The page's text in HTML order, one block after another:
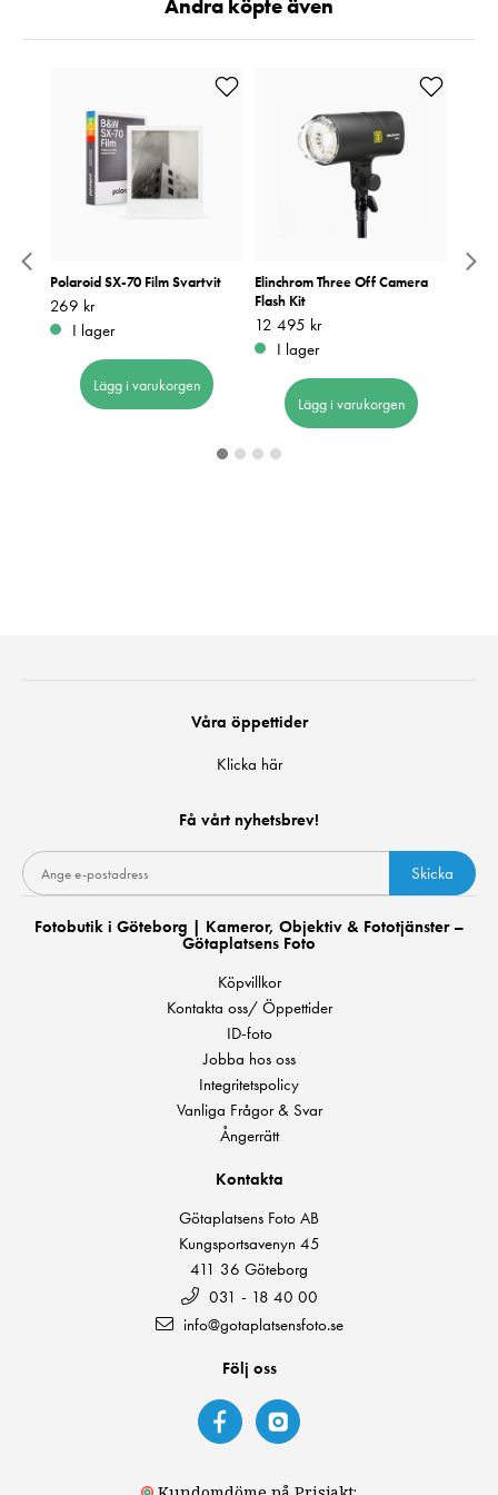
Andra köpte även
Polaroid SX-70 Film Svartvit
Pris: 269 kr
269 kr
I lager
Lägg i varukorgen
Elinchrom Three Off Camera
Flash Kit
Pris :12 495 kr
12 495 kr
I lager
Lägg i varukorgen
Våra öppettider
Klicka här
Få vårt nyhetsbrev!
Skicka
Fotobutik i Göteborg | Kameror, Objektiv & Fototjänster –
Götaplatsens Foto
Köpvillkor
Kontakta oss/ Öppettider
ID-foto
Jobba hos oss
Integritetspolicy
Vanliga Frågor & Svar
Ångerrätt
Kontakta
Götaplatsens Foto AB
Kungsportsavenyn 45
411 36 Göteborg
031 - 18 40 00
info@gotaplatsensfoto.se
Följ oss